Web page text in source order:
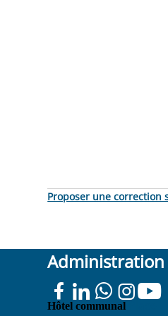
Proposer une correction
Administration
Hôtel communal